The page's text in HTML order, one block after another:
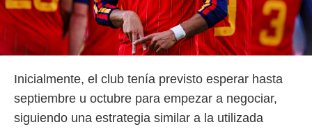
Inicialmente, el club tenía previsto esperar hasta
septiembre u octubre para empezar a negociar,
siguiendo una estrategia similar a la utilizada